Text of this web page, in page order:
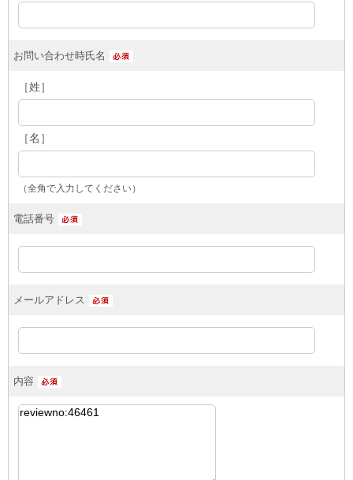
お問い合わせ時氏名
［姓］
［名］
（全角で入力してください）
電話番号
メールアドレス
内容